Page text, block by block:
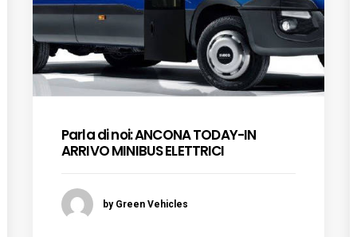
Parla di noi: ANCONA TODAY-IN
ARRIVO MINIBUS ELETTRICI
by Green Vehicles